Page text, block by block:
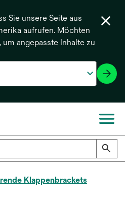
Sie unsere Seite aus
aufrufen. Möchten
angepasste Inhalte zu
Klappenbrackets